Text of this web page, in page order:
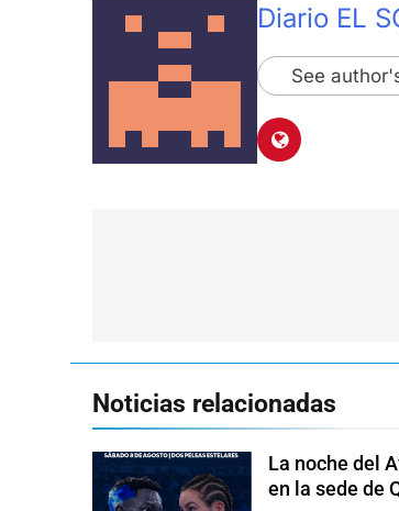
Diario EL
See
Noticias relacionadas
La noche del
en la sede de